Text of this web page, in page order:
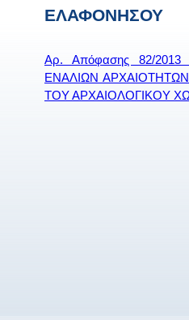
ΕΛΑΦΟΝΗΣΟΥ
Αρ. Απόφασης 82/
ΕΝΑΛΙΩΝ ΑΡΧΑΙΟΤΗΤΩΝ
ΤΟΥ ΑΡΧΑΙΟΛΟΓΙΚΟΥ